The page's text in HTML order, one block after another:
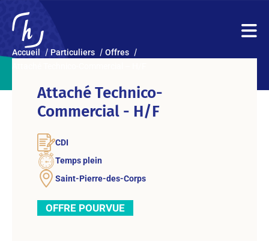
Accueil Particuliers
Offres
Attaché Technico-
Commercial - H/F
CDI
Temps plein
Saint-Pierre-des-Corps
OFFRE POURVUE